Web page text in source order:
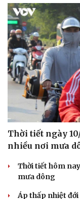
Thời tiết ngày
nhiều nơi mưa
Thời tiết hôm
mưa dông
Áp thấp nhiệt đới